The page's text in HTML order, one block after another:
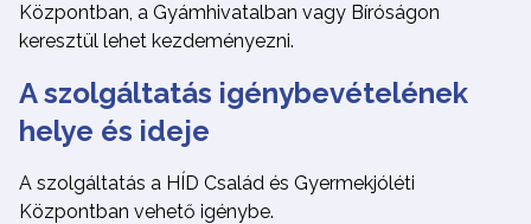
Központban, a Gyámhivatalban vagy Bíróságon
keresztül lehet kezdeményezni.
A szolgáltatás igénybevételének
helye és ideje
A szolgáltatás a HÍD Család és Gyermekjóléti
Központban vehető igénybe.